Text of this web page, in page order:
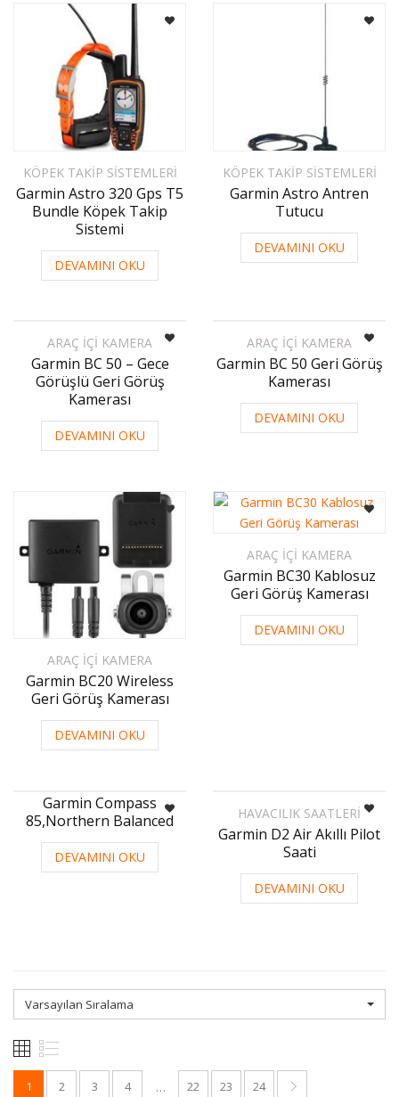
KÖPEK TAKIP SISTEMLERI
Garmin Astro 320 Gps T5
Bundle Köpek Takip
Sistemi
DEVAMINI OKU
KÖPEK TAKIP SISTEMLERI
Garmin Astro Antren
Tutucu
DEVAMINI OKU
ARAÇ İÇI KAMERA
Garmin BC 50 – Gece
Görüşlü Geri Görüş
Kamerası
DEVAMINI OKU
ARAÇ İÇI KAMERA
Garmin BC 50 Geri Görüş
Kamerası
DEVAMINI OKU
ARAÇ İÇI KAMERA
Garmin BC20 Wireless
Geri Görüş Kamerası
DEVAMINI OKU
ARAÇ İÇI KAMERA
Garmin BC30 Kablosuz
Geri Görüş Kamerası
DEVAMINI OKU
Garmin Compass
85,Northern Balanced
DEVAMINI OKU
HAVACILIK SAATLERI
Garmin D2 Air Akıllı Pilot
Saati
DEVAMINI OKU
Varsayılan Sıralama
1 2 3 4 … 22 23 24